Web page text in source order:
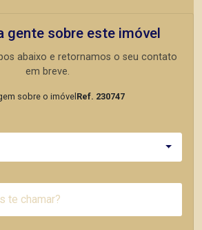
gente sobre este imóvel
abaixo e retornamos o seu contato
em breve.
sobre o imóvel Ref. 230747